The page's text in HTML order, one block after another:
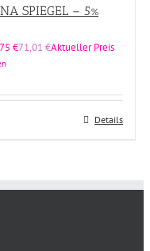
SPIEGEL – 5%
€71,01 €Aktueller Preis
Details